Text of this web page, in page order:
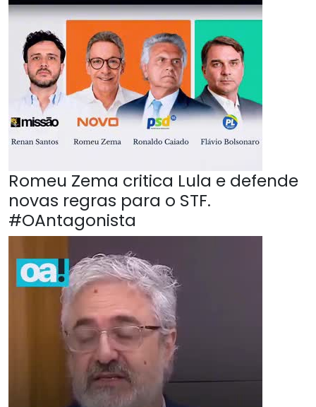
Romeu Zema critica Lula e defende
novas regras para o STF.
#OAntagonista